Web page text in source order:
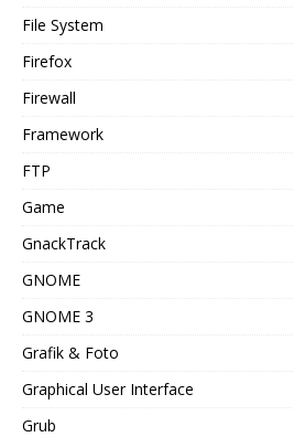
File System
Firefox
Firewall
Framework
FTP
Game
GnackTrack
GNOME
GNOME 3
Grafik & Foto
Graphical User Interface
Grub